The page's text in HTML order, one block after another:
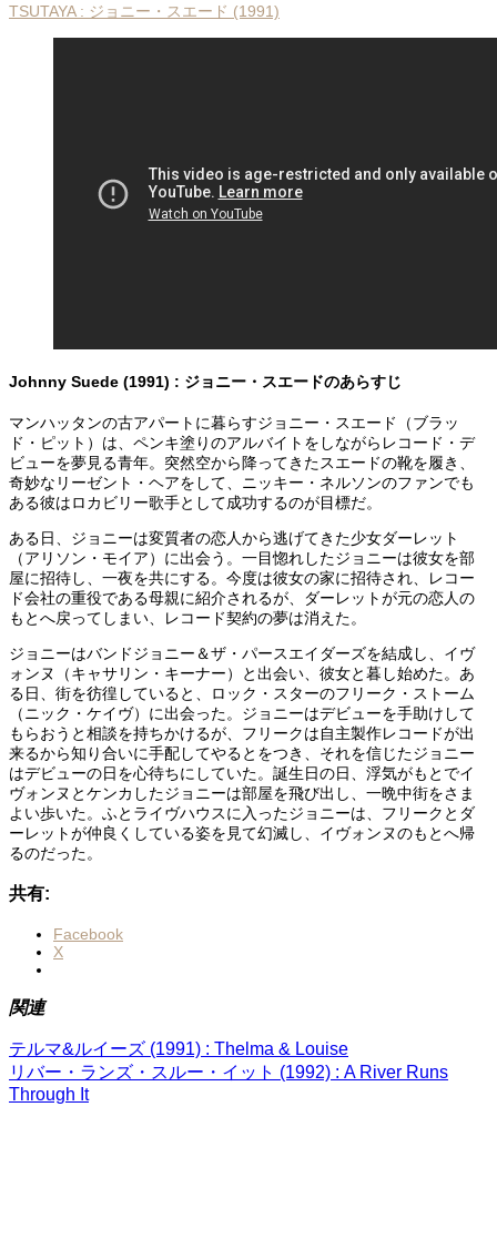
TSUTAYA : ジョニー・スエード (1991)
Johnny Suede (1991) : ジョニー・スエードのあらすじ
マンハッタンの古アパートに暮らすジョニー・スエード（ブラッ
ド・ピット）は、ペンキ塗りのアルバイトをしながらレコード・デ
ビューを夢見る青年。突然空から降ってきたスエードの靴を履き、
奇妙なリーゼント・ヘアをして、ニッキー・ネルソンのファンでも
ある彼はロカビリー歌手として成功するのが目標だ。
ある日、ジョニーは変質者の恋人から逃げてきた少女ダーレット
（アリソン・モイア）に出会う。一目惚れしたジョニーは彼女を部
屋に招待し、一夜を共にする。今度は彼女の家に招待され、レコー
ド会社の重役である母親に紹介されるが、ダーレットが元の恋人の
もとへ戻ってしまい、レコード契約の夢は消えた。
ジョニーはバンドジョニー＆ザ・パースエイダーズを結成し、イヴ
ォンヌ（キャサリン・キーナー）と出会い、彼女と暮し始めた。あ
る日、街を彷徨していると、ロック・スターのフリーク・ストーム
（ニック・ケイヴ）に出会った。ジョニーはデビューを手助けして
もらおうと相談を持ちかけるが、フリークは自主製作レコードが出
来るから知り合いに手配してやるとをつき、それを信じたジョニー
はデビューの日を心待ちにしていた。誕生日の日、浮気がもとでイ
ヴォンヌとケンカしたジョニーは部屋を飛び出し、一晩中街をさま
よい歩いた。ふとライヴハウスに入ったジョニーは、フリークとダ
ーレットが仲良くしている姿を見て幻滅し、イヴォンヌのもとへ帰
るのだった。
共有:
Facebook
X
関連
テルマ&ルイーズ (1991) : Thelma & Louise
リバー・ランズ・スルー・イット (1992) : A River Runs
Through It